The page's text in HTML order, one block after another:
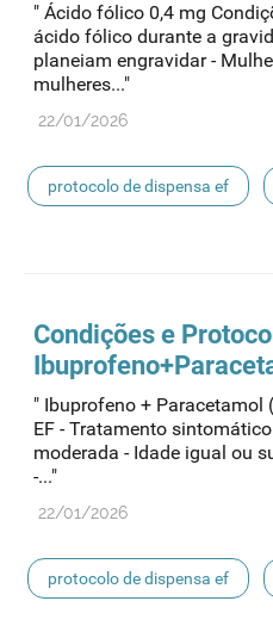
" Ácido fólico 0,4 mg
ácido fólico durante a
planeiam engravidar -
mulheres..."
22/01/2026
protocolo de dispensa ef
Condições e
" Ibuprofeno + Paracetamol
EF - Tratamento
moderada - Idade igual ou
-..."
22/01/2026
protocolo de dispensa ef